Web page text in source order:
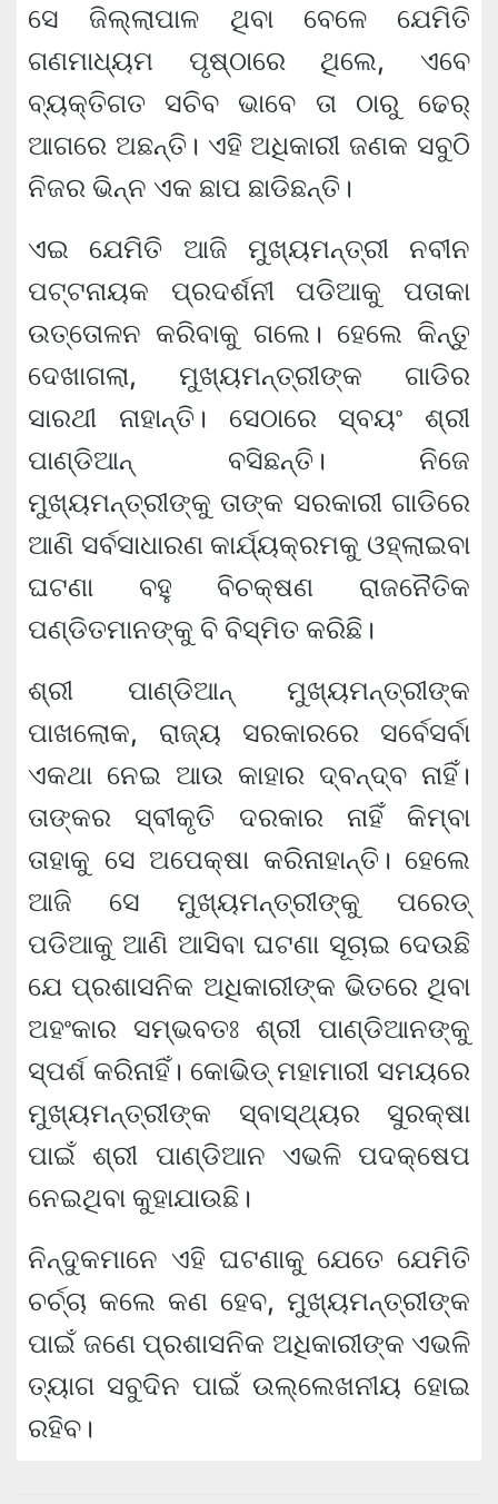
ସେ ଜିଲ୍ଲାପାଳ ଥିବା ବେଳେ ଯେମିତି
ଗଣମାଧ୍ୟମ ପୃଷ୍ଠାରେ ଥିଲେ, ଏବେ
ବ୍ୟକ୍ତିଗତ ସଚିବ ଭାବେ ତା ଠାରୁ ଢେର୍
ଆଗରେ ଅଛନ୍ତି। ଏହି ଅଧିକାରୀ ଜଣକ ସବୁଠି
ନିଜର ଭିନ୍ନ ଏକ ଛାପ ଛାଡିଛନ୍ତି।
ଏଇ ଯେମିତି ଆଜି ମୁଖ୍ୟମନ୍ତ୍ରୀ ନବୀନ
ପଟ୍ଟନାୟକ ପ୍ରଦର୍ଶନୀ ପଡିଆକୁ ପତାକା
ଉତ୍ତୋଳନ କରିବାକୁ ଗଲେ। ହେଲେ କିନ୍ତୁ
ଦେଖାଗଲା, ମୁଖ୍ୟମନ୍ତ୍ରୀଙ୍କ ଗାଡିର
ସାରଥୀ ନାହାନ୍ତି। ସେଠାରେ ସ୍ବୟଂ ଶ୍ରୀ
ପାଣ୍ଡିଆନ୍ ବସିଛନ୍ତି। ନିଜେ
ମୁଖ୍ୟମନ୍ତ୍ରୀଙ୍କୁ ତାଙ୍କ ସରକାରୀ ଗାଡିରେ
ଆଣି ସର୍ବସାଧାରଣ କାର୍ଯ୍ୟକ୍ରମକୁ ଓହ୍ଲାଇବା
ଘଟଣା ବହୁ ବିଚକ୍ଷଣ ରାଜନୈତିକ
ପଣ୍ଡିତମାନଙ୍କୁ ବି ବିସ୍ମିତ କରିଛି।
ଶ୍ରୀ ପାଣ୍ଡିଆନ୍ ମୁଖ୍ୟମନ୍ତ୍ରୀଙ୍କ
ପାଖଲୋକ, ରାଜ୍ୟ ସରକାରରେ ସର୍ବେସର୍ବା
ଏକଥା ନେଇ ଆଉ କାହାର ଦ୍ବନ୍ଦ୍ବ ନାହିଁ।
ତାଙ୍କର ସ୍ବୀକୃତି ଦରକାର ନାହିଁ କିମ୍ବା
ତାହାକୁ ସେ ଅପେକ୍ଷା କରିନାହାନ୍ତି। ହେଲେ
ଆଜି ସେ ମୁଖ୍ୟମନ୍ତ୍ରୀଙ୍କୁ ପରେଡ୍
ପଡିଆକୁ ଆଣି ଆସିବା ଘଟଣା ସୂଚାଇ ଦେଉଛି
ଯେ ପ୍ରଶାସନିକ ଅଧିକାରୀଙ୍କ ଭିତରେ ଥିବା
ଅହଂକାର ସମ୍ଭବତଃ ଶ୍ରୀ ପାଣ୍ଡିଆନଙ୍କୁ
ସ୍ପର୍ଶ କରିନାହିଁ। କୋଭିଡ୍ ମହାମାରୀ ସମୟରେ
ମୁଖ୍ୟମନ୍ତ୍ରୀଙ୍କ ସ୍ବାସ୍ଥ୍ୟର ସୁରକ୍ଷା
ପାଇଁ ଶ୍ରୀ ପାଣ୍ଡିଆନ ଏଭଳି ପଦକ୍ଷେପ
ନେଇଥିବା କୁହାଯାଉଛି।
ନିନ୍ଦୁକମାନେ ଏହି ଘଟଣାକୁ ଯେତେ ଯେମିତି
ଚର୍ଚ୍ଚା କଲେ କଣ ହେବ, ମୁଖ୍ୟମନ୍ତ୍ରୀଙ୍କ
ପାଇଁ ଜଣେ ପ୍ରଶାସନିକ ଅଧିକାରୀଙ୍କ ଏଭଳି
ତ୍ୟାଗ ସବୁଦିନ ପାଇଁ ଉଲ୍ଲେଖନୀୟ ହୋଇ
ରହିବ।